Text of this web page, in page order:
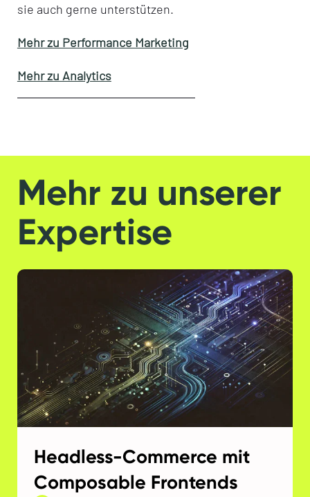
sie auch gerne unterstützen.
Mehr zu Performance Marketing
Mehr zu Analytics
Mehr zu unserer
Expertise
Headless-Commerce mit
Composable Frontends